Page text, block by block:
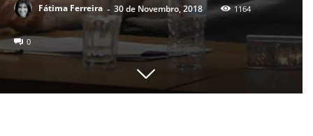
Fátima Ferreira - 30 de Novembro, 2018 1164
0